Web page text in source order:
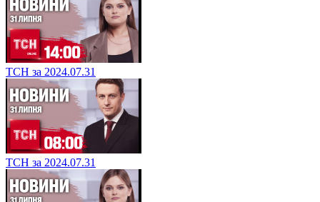
ТСН за 2024.07.31
ТСН за 2024.07.31